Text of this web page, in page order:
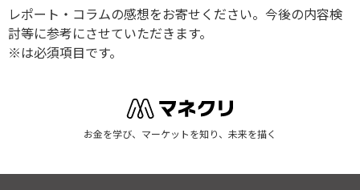
レポート・コラムの感想をお寄せください。今後の内容検
討等に参考にさせていただきます。
※は必須項目です。
お金を学び、マーケットを知り、未来を描く